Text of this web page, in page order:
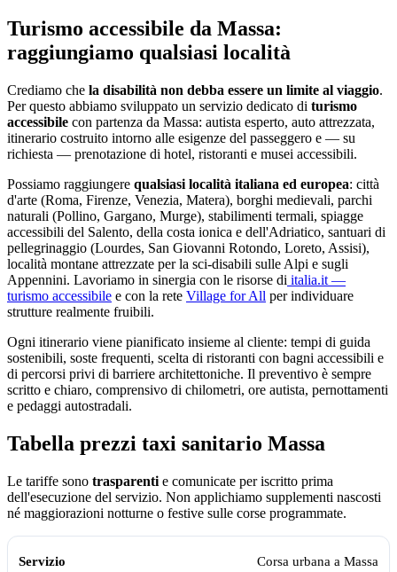
Turismo accessibile da Massa:
raggiungiamo qualsiasi località
Crediamo che la disabilità non debba essere un limite al viaggio.
Per questo abbiamo sviluppato un servizio dedicato di turismo
accessibile con partenza da Massa: autista esperto, auto attrezzata,
itinerario costruito intorno alle esigenze del passeggero e — su
richiesta — prenotazione di hotel, ristoranti e musei accessibili.
Possiamo raggiungere qualsiasi località italiana ed europea: città
d'arte (Roma, Firenze, Venezia, Matera), borghi medievali, parchi
naturali (Pollino, Gargano, Murge), stabilimenti termali, spiagge
accessibili del Salento, della costa ionica e dell'Adriatico, santuari di
pellegrinaggio (Lourdes, San Giovanni Rotondo, Loreto, Assisi),
località montane attrezzate per la sci-disabili sulle Alpi e sugli
Appennini. Lavoriamo in sinergia con le risorse di italia.it —
turismo accessibile e con la rete Village for All per individuare
strutture realmente fruibili.
Ogni itinerario viene pianificato insieme al cliente: tempi di guida
sostenibili, soste frequenti, scelta di ristoranti con bagni accessibili e
di percorsi privi di barriere architettoniche. Il preventivo è sempre
scritto e chiaro, comprensivo di chilometri, ore autista, pernottamenti
e pedaggi autostradali.
Tabella prezzi taxi sanitario Massa
Le tariffe sono trasparenti e comunicate per iscritto prima
dell'esecuzione del servizio. Non applichiamo supplementi nascosti
né maggiorazioni notturne o festive sulle corse programmate.
Tabella dei prezzi e delle tratte del taxi sanitario Assistiamo Te a
Massa
Servizio
Corsa urbana a Massa